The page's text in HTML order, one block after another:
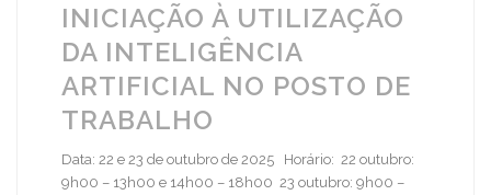
INICIAÇÃO À UTILIZAÇÃO
DA INTELIGÊNCIA
ARTIFICIAL NO POSTO DE
TRABALHO
Data: 22 e 23 de outubro de 2025 Horário: 22 outubro:
9h00 – 13h00 e 14h00 – 18h00 23 outubro: 9h00 –